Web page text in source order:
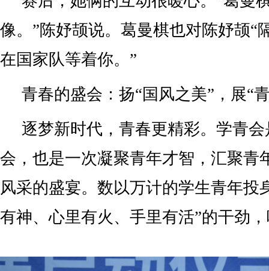
像。”陈妤颉说。葛曼棋也对陈妤颉“
在国家队等着你。”
青春的盛会：扬“国风之美”，展“
逐梦新时代，青春更精彩。学青
会，也是一次凝聚青年才智，汇聚青
风采的盛宴。数以万计的学生青年投
有神、心里有火、手里有活”的干劲